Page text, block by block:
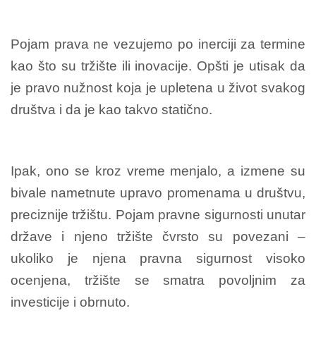
Pojam prava ne vezujemo po inerciji za termine
kao što su tržište ili inovacije. Opšti je utisak da
je pravo nužnost koja je upletena u život svakog
društva i da je kao takvo statično.
Ipak, ono se kroz vreme menjalo, a izmene su
bivale nametnute upravo promenama u društvu,
preciznije tržištu. Pojam pravne sigurnosti unutar
države i njeno tržište čvrsto su povezani –
ukoliko je njena pravna sigurnost visoko
ocenjena, tržište se smatra povoljnim za
investicije i obrnuto.